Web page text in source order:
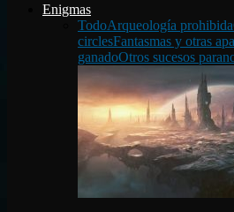
Enigmas
TodoArqueología prohibida
circlesFantasmas y otras
ganadoOtros sucesos